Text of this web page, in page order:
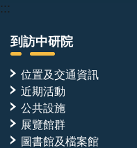
:::
到訪中研院
位置及交通資訊
近期活動
公共設施
展覽館群
圖書館及檔案館